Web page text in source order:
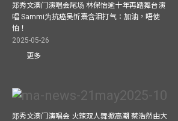
郑秀文澳门演唱会尾场 林保怡逾十年再踏舞台演
唱 Sammi为抗癌吴忻熹含泪打气：加油，唔使
怕！
2025-05-26
更多
郑秀文澳门演唱会 火辣双人舞掀高潮 蔡浩然由大